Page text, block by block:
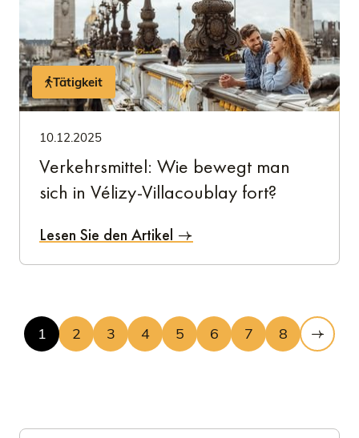
Tätigkeit
10.12.2025
Verkehrsmittel: Wie bewegt man
sich in Vélizy-Villacoublay fort?
Lesen Sie den Artikel
1 2 3 4 5 6 7 8